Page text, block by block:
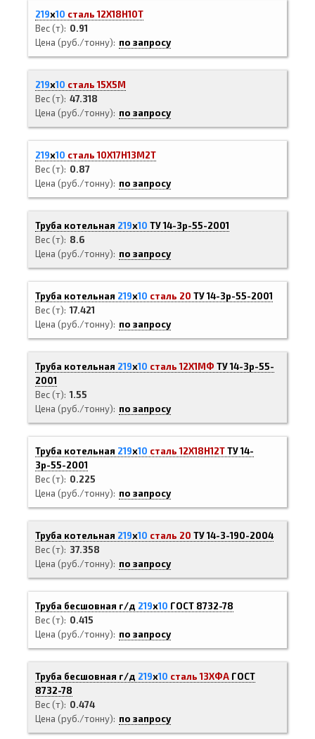
219х10 сталь 12Х18Н10Т
Вес (т)
0.91
Цена (руб./тонну)
по запросу
219х10 сталь 15Х5М
Вес (т) 47.318
Цена (руб./тонну)
по запросу
219х10 сталь 10Х17Н13М2Т
Вес (т)
0.87
Цена (руб./тонну)
по запросу
Труба котельная 219х10 ТУ 14-3р-55-2001
Вес (т)
8.6
Цена (руб./тонну)
по запросу
Труба котельная 219х10 сталь 20 ТУ 14-3р-55-2001
Вес (т) 17.421
Цена (руб./тонну)
по запросу
Труба котельная 219х10 сталь 12Х1МФ ТУ 14-3р-55-
2001
Вес (т) 1.55
Цена (руб./тонну)
по запросу
Труба котельная 219х10 сталь 12Х18Н12ТТУ 14-
3р-55-2001
Вес (т)
0.225
Цена (руб./тонну)
по запросу
Труба котельная 219х10 сталь 20 ТУ 14-3-190-2004
Вес (т)
37.358
Цена (руб./тонну)
по запросу
Труба бесшовная г/д 219х10 ГОСТ 8732-78
Вес (т)
0.415
Цена (руб./тонну)
по запросу
Труба бесшовная г/д 219х10 сталь 13ХФА ГОСТ
8732-78
Вес (т)
0.474
Цена (руб./тонну)
по запросу